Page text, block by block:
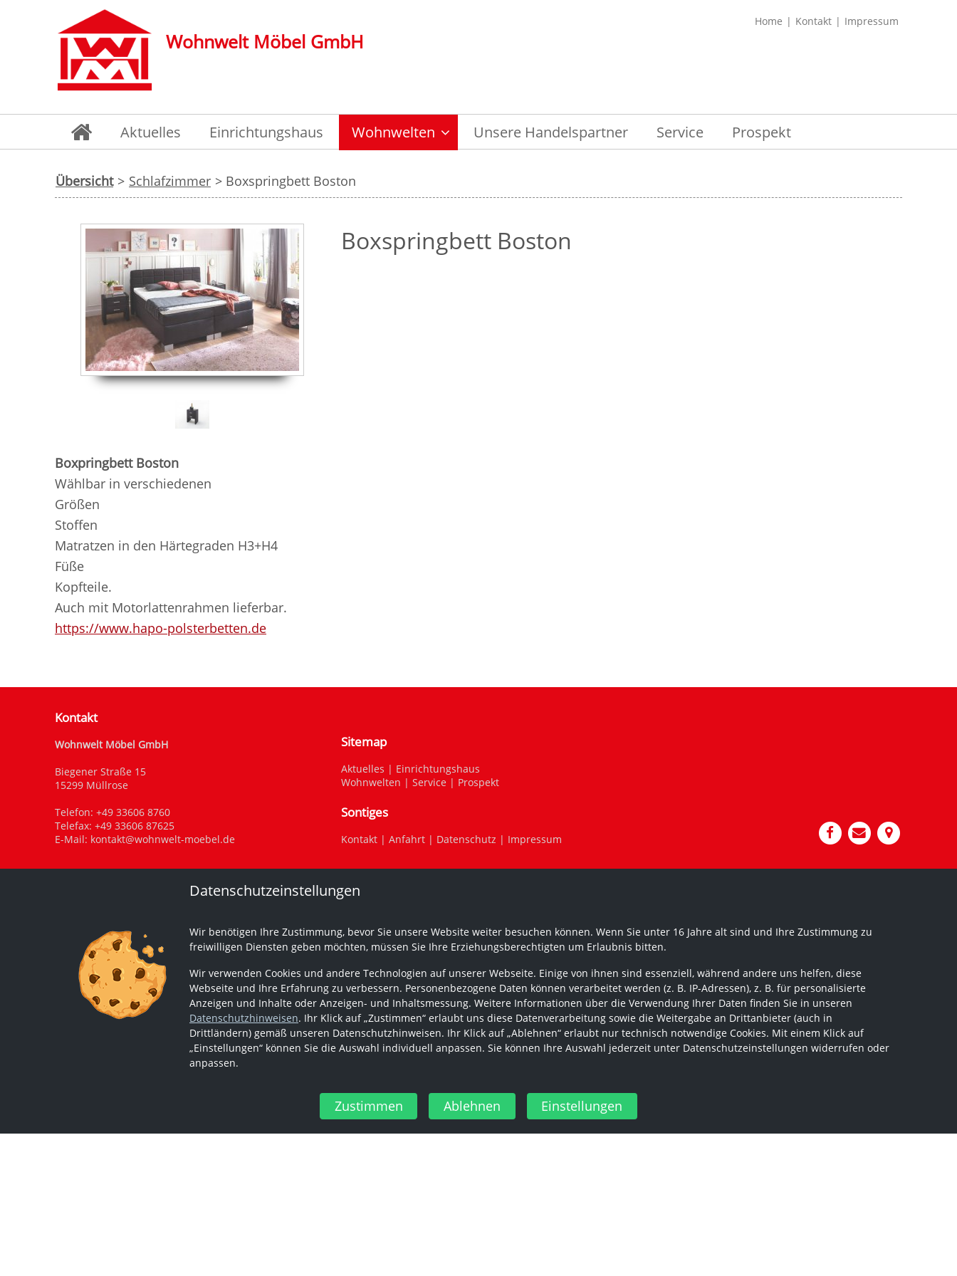
Home Kontakt Impressum
Wohnwelt Möbel GmbH
Aktuelles Einrichtungshaus Wohnwelten Unsere Handelspartner Service Prospekt
Übersicht > Schlafzimmer > Boxspringbett Boston
Boxspringbett Boston
Boxpringbett Boston
Wählbar in verschiedenen
Größen
Stoffen
Matratzen in den Härtegraden H3+H4
Füße
Kopfteile.
Auch mit Motorlattenrahmen lieferbar.
https://www.hapo-polsterbetten.de
Kontakt
Wohnwelt Möbel GmbH
Biegener Straße 15
15299 Müllrose
Telefon: +49 33606 8760
Telefax: +49 33606 87625
E-Mail: kontakt@wohnwelt-moebel.de
Sitemap
Aktuelles | Einrichtungshaus
Wohnwelten | Service | Prospekt
Sontiges
Kontakt| Anfahrt| Datenschutz | Impressum
Datenschutzeinstellungen
Wir benötigen Ihre Zustimmung, bevor Sie unsere Website weiter besuchen können. Wenn Sie unter 16 Jahre alt sind und Ihre Zustimmung zu
freiwilligen Diensten geben möchten, müssen Sie Ihre Erziehungsberechtigten um Erlaubnis bitten.
Wir verwenden Cookies und andere Technologien auf unserer Webseite. Einige von ihnen sind essenziell, während andere uns helfen, diese
Webseite und Ihre Erfahrung zu verbessern. Personenbezogene Daten können verarbeitet werden (z. B. IP-Adressen), z. B. für personalisierte
Anzeigen und Inhalte oder Anzeigen- und Inhaltsmessung. Weitere Informationen über die Verwendung Ihrer Daten finden Sie in unseren
Datenschutzhinweisen. Ihr Klick auf „Zustimmen“ erlaubt uns diese Datenverarbeitung sowie die Weitergabe an Drittanbieter (auch in
Drittländern) gemäß unseren Datenschutzhinweisen. Ihr Klick auf „Ablehnen“ erlaubt nur technisch notwendige Cookies. Mit einem Klick auf
„Einstellungen“ können Sie die Auswahl individuell anpassen. Sie können Ihre Auswahl jederzeit unter Datenschutzeinstellungen widerrufen oder
anpassen.
Zustimmen Ablehnen Einstellungen